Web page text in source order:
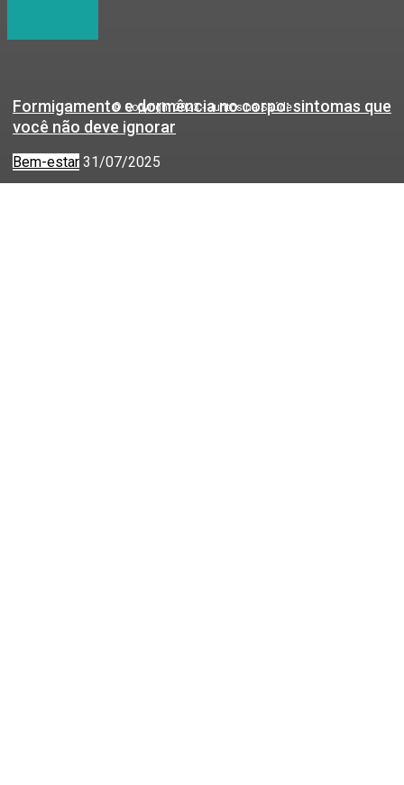
Formigamento e dormência no corpo: sintomas que
você não deve ignorar
Bem-estar 31/07/2025
© Copyright 2023 - Juntos na Saúde